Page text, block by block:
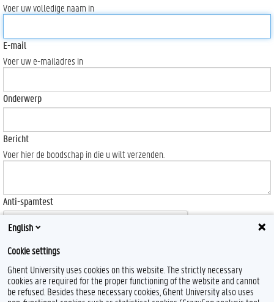
Voer uw volledige naam in
E-mail
Voer uw e-mailadres in
Onderwerp
Bericht
Voer hier de boodschap in die u wilt verzenden.
Anti-spamtest
Send
English
Cookie settings
Ghent University uses cookies on this website. The strictly necessary
cookies are required for the proper functioning of the website and cannot
be refused. Besides these necessary cookies, Ghent University also uses